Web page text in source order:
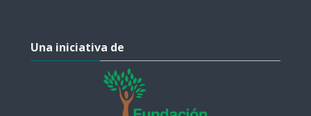
Una iniciativa de